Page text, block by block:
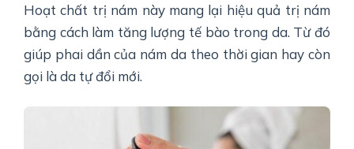
Hoạt chất trị nám này mang lại hiệu quả trị nám
bằng cách làm tăng lượng tế bào trong da. Từ đó
giúp phai dần của nám da theo thời gian hay còn
gọi là da tự đổi mới.